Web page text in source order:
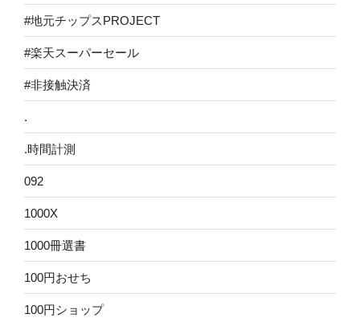
#地元チップスPROJECT
#楽天スーパーセール
#非接触決済
.
.時間計測
092
1000X
1000冊選書
100円おせち
100円ショップ